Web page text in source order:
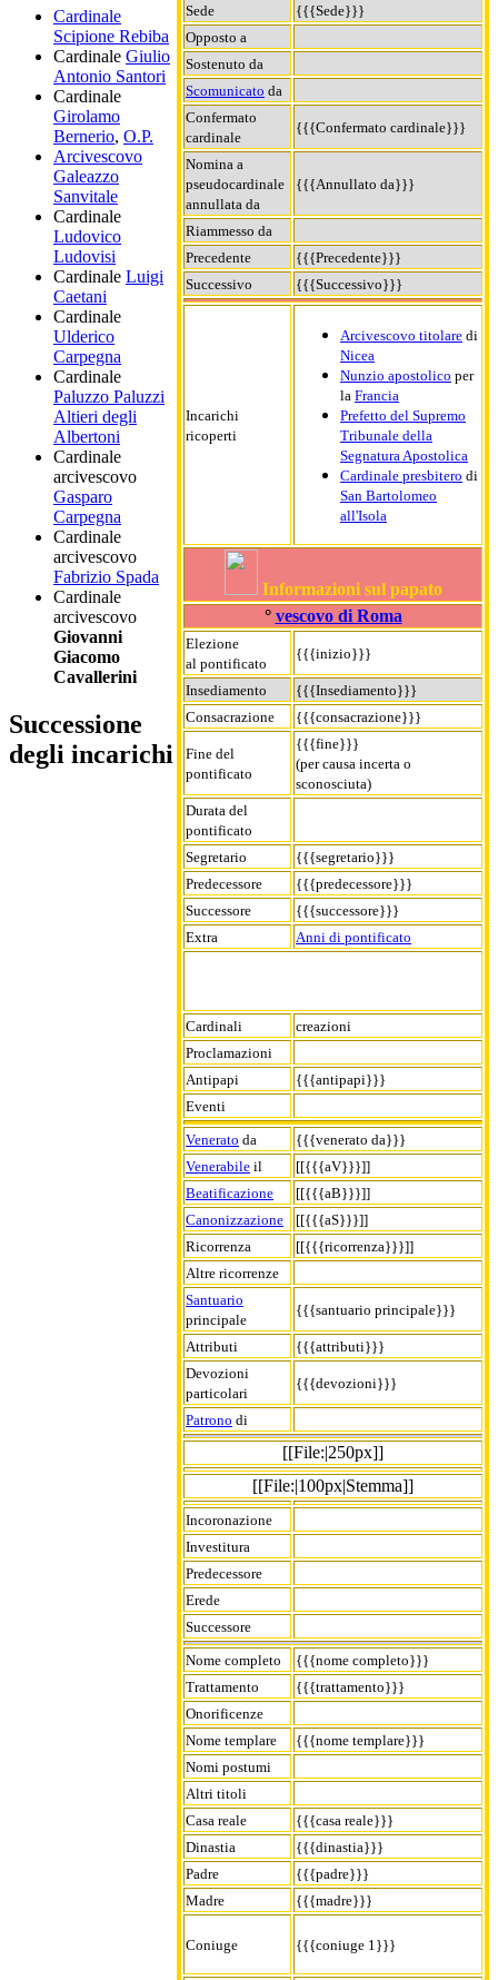
Sede
{{{Sede}}}
Opposto a
Sostenuto da
Scomunicato da
Confermato
cardinale
{{{Confermato cardinale}}}
Nomina a
pseudocardinale
annullata da
{{{Annullato da}}}
Riammesso da
Precedente
{{{Precedente}}}
Successivo
{{{Successivo}}}
Incarichi
ricoperti
Arcivescovo titolare di
Nicea
Nunzio apostolico per
la Francia
Prefetto del Supremo
Tribunale della
Segnatura Apostolica
Cardinale presbitero di
San Bartolomeo
all'Isola
Informazioni sul papato
° vescovo di Roma
Elezione
al pontificato
{{{inizio}}}
Insediamento
{{{Insediamento}}}
Consacrazione
{{{consacrazione}}}
Fine del
pontificato
{{{fine}}}
(per causa incerta o
sconosciuta)
Durata del
pontificato
Segretario
{{{segretario}}}
Predecessore
{{{predecessore}}}
Successore
{{{successore}}}
Extra
Anni di pontificato
Cardinali
creazioni
Proclamazioni
Antipapi
{{{antipapi}}}
Eventi
Venerato da
{{{venerato da}}}
Venerabile il
[[{{{aV}}}]]
Beatificazione
[[{{{aB}}}]]
Canonizzazione
[[{{{aS}}}]]
Ricorrenza
[[{{{ricorrenza}}}]]
Altre ricorrenze
Santuario
principale
{{{santuario principale}}}
Attributi
{{{attributi}}}
Devozioni
particolari
{{{devozioni}}}
Patrono di
[[File:|250px]]
[[File:|100px|Stemma]]
Incoronazione
Investitura
Predecessore
Erede
Successore
Nome completo
{{{nome completo}}}
Trattamento
{{{trattamento}}}
Onorificenze
Nome templare
{{{nome templare}}}
Nomi postumi
Altri titoli
Casa reale
{{{casa reale}}}
Dinastia
{{{dinastia}}}
Padre
{{{padre}}}
Madre
{{{madre}}}
Coniuge {{{coniuge 1}}}
Cardinale
Scipione Rebiba
Cardinale Giulio
Antonio Santori
Cardinale
Girolamo
Bernerio, O.P.
Arcivescovo
Galeazzo
Sanvitale
Cardinale
Ludovico
Ludovisi
Cardinale Luigi
Caetani
Cardinale
Ulderico
Carpegna
Cardinale
Paluzzo Paluzzi
Altieri degli
Albertoni
Cardinale
arcivescovo
Gasparo
Carpegna
Cardinale
arcivescovo
Fabrizio Spada
Cardinale
arcivescovo
Giovanni
Giacomo
Cavallerini
Successione
degli incarichi